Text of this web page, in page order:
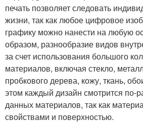
печать позволяет следовать
жизни, так как любое цифровое
графику можно нанести на любую
образом, разнообразие видов
за счет использования большого
материалов, включая стекло,
пробкового дерева, кожу, ткань,
этом каждый дизайн смотрится по-
данных материалов, так как
свойствами и поверхностью.